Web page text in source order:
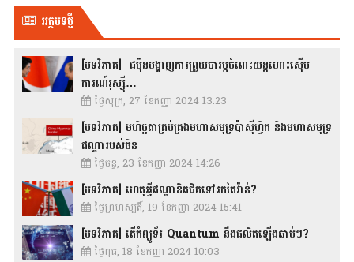
អត្ថបទថ្មី
[បទវិភាគ] ជប៉ុនបង្ហាញការព្រួយបារម្ភចំពោះយន្តហោះស៊ើប
ការណ៍រុស្ស៊ី…
ថ្ងៃសុក្រ, 27 ខែកញ្ញា 2024 13:23
[បទវិភាគ] មហិច្ឆតាគ្រប់គ្រងមហាសមុទ្រប៉ាស៊ីហ្វិក និងមហាសមុទ្រ
ឥណ្ឌារបស់ចិន
ថ្ងៃចន្ទ, 23 ខែកញ្ញា 2024 14:26
[បទវិភាគ] ហេតុអ្វីឥណ្ឌាខិតជិតទៅរកតៃវ៉ាន់?
ថ្ងៃព្រហស្បតិ៍, 19 ខែកញ្ញា 2024 15:41
[បទវិភាគ] តើកំព្យូទ័រ Quantum នឹងផលិតឡើងឆាប់ៗ?
ថ្ងៃពុធ, 18 ខែកញ្ញា 2024 10:03